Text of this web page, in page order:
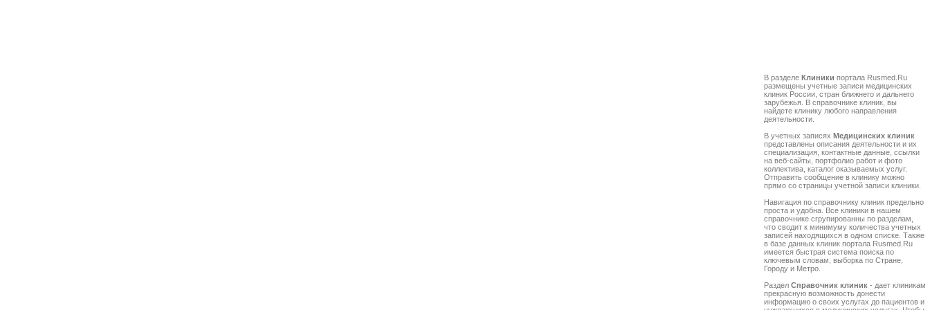
В разделе Клиники портала Rusmed.Ru
размещены учетные записи медицинских
клиник России, стран ближнего и дальнего
зарубежья. В справочнике клиник, вы
найдете клинику любого направления
деятельности.
В учетных записях Медицинских клиник
представлены описания деятельности и их
специализация, контактные данные, ссылки
на веб-сайты, портфолио работ и фото
коллектива, каталог оказываемых услуг.
Отправить сообщение в клинику можно
прямо со страницы учетной записи клиники.
Навигация по справочнику клиник предельно
проста и удобна. Все клиники в нашем
справочнике сгрупированны по разделам,
что сводит к минимуму количества учетных
записей находящихся в одном списке. Также
в базе данных клиник портала Rusmed.Ru
имеется быстрая система поиска по
ключевым словам, выборка по Стране,
Городу и Метро.
Раздел Справочник клиник - дает клиникам
прекрасную возможность донести
информацию о своих услугах до пациентов и